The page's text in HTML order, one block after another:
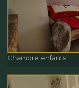
Chambre enfants